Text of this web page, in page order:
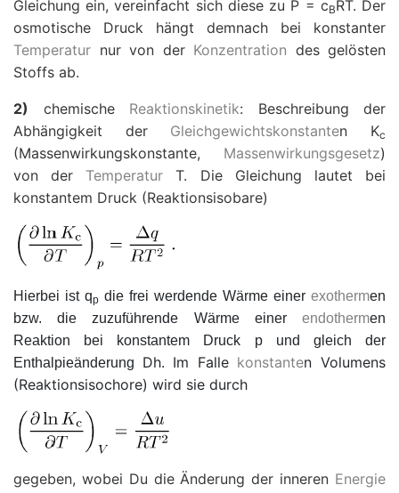
Gleichung ein, vereinfacht sich diese zu P = cBRT. Der
osmotische Druck hängt demnach bei konstanter
Temperatur nur von der Konzentration des gelösten
Stoffs ab.
2) chemische Reaktionskinetik: Beschreibung der
Abhängigkeit der Gleichgewichtskonstanten Kc
(Massenwirkungskonstante, Massenwirkungsgesetz)
von der Temperatur T. Die Gleichung lautet bei
konstantem Druck (Reaktionsisobare)
Hierbei ist qp die frei werdende Wärme einer exothermen
bzw. die zuzuführende Wärme einer endothermen
Reaktion bei konstantem Druck pund gleich der
Enthalpieänderung Dh. Im Falle konstanten Volumens
(Reaktionsisochore) wird sie durch
gegeben, wobei Du die Änderung der inneren Energie